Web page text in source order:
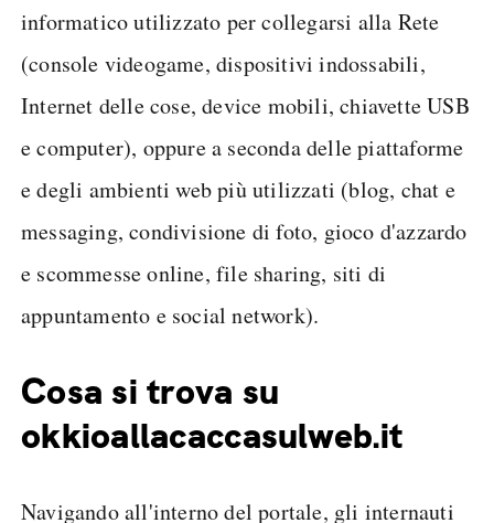
informatico utilizzato per collegarsi alla Rete
(console videogame, dispositivi indossabili,
Internet delle cose, device mobili, chiavette USB
e computer), oppure a seconda delle piattaforme
e degli ambienti web più utilizzati (blog, chat e
messaging, condivisione di foto, gioco d'azzardo
e scommesse online, file sharing, siti di
appuntamento e social network).
Cosa si trova su
okkioallacaccasulweb.it
Navigando all'interno del portale, gli internauti